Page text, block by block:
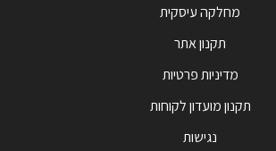
מחלקה עיסקית
תקנון אתר
מדיניות פרטיות
תקנון מועדון לקוחות
נגישות